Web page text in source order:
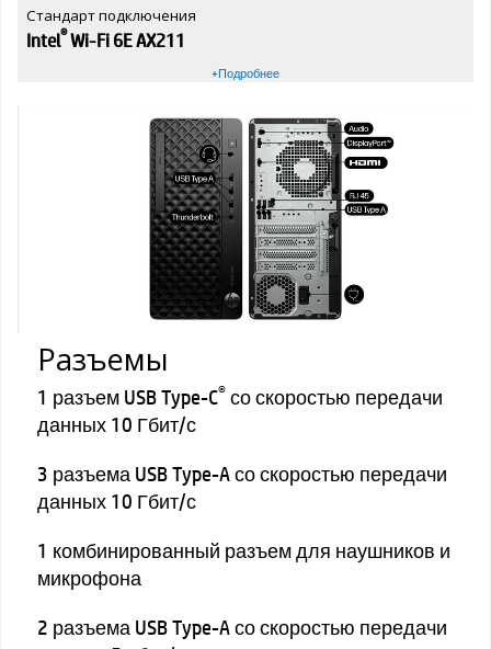
Стандарт подключения
Intel®Wi-Fi 6E AX211
+Подробнее
Разъемы
1 разъем USB Type-C® со скоростью передачи
данных 10 Гбит/с
3 разъема USB Type-A со скоростью передачи
данных 10 Гбит/с
1 комбинированный разъем для наушников и
микрофона
2 разъема USB Type-A со скоростью передачи